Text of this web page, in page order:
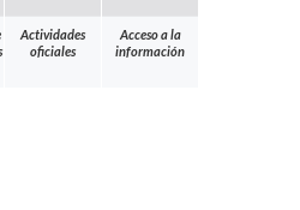
Actividades
oficiales
Acceso a la
información